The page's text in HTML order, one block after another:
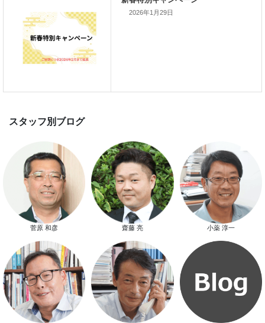
新春特別キャンペーン
2026年1月29日
菅原 和彦 齋藤 亮 小薬 淳一